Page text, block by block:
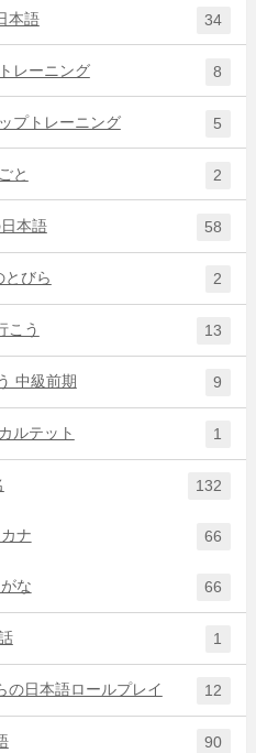
本語 34
レーニング 8
プトレーニング 5
と 2
本語 58
とびら 2
こう 13
中級前期 9
ルテット 1
132
ナ 66
な 66
1
の日本語ロールプレイ 12
90